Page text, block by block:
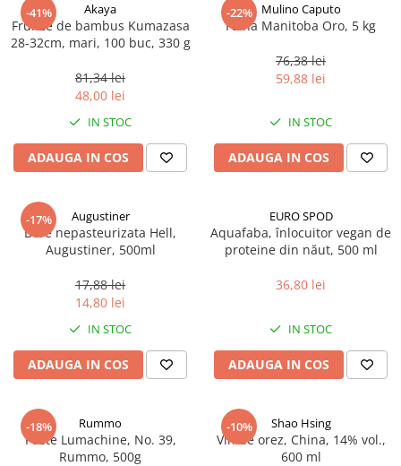
-41% Akaya
Frunze de bambus Kumazasa
28-32cm, mari, 100 buc, 330 g
81,34 lei
48,00 lei
IN STOC
ADAUGA IN COS
-22% Mulino Caputo
Faina Manitoba Oro, 5 kg
76,38 lei
59,88 lei
IN STOC
ADAUGA IN COS
-17% Augustiner
Bere nepasteurizata Hell,
Augustiner, 500ml
17,88 lei
14,80 lei
IN STOC
ADAUGA IN COS
EURO SPOD
Aquafaba, înlocuitor vegan de
proteine ​​din năut, 500 ml
36,80 lei
IN STOC
ADAUGA IN COS
-18% Rummo
Paste Lumachine, No. 39,
Rummo, 500g
-10% Shao Hsing
Vin de orez, China, 14% vol.,
600 ml